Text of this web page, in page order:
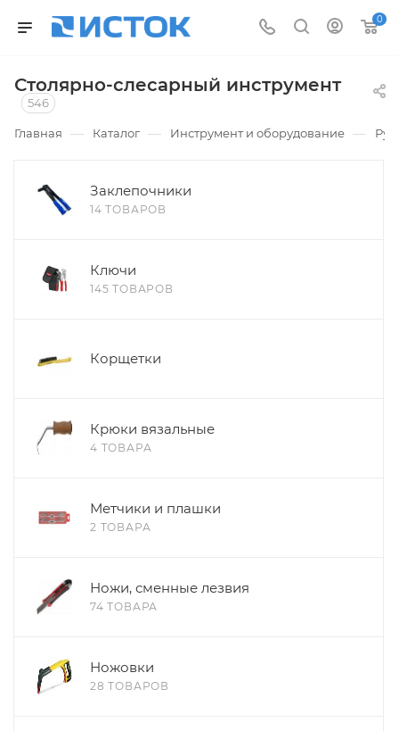
0
Столярно-слесарный инструмент
546
Главная — Каталог — Инструмент и оборудование —
Заклепочники
14 ТОВАРОВ
Ключи
145 ТОВАРОВ
Корщетки
Крюки вязальные
4 ТОВАРА
Метчики и плашки
2 ТОВАРА
Ножи, сменные лезвия
74 ТОВАРА
Ножовки
28 ТОВАРОВ